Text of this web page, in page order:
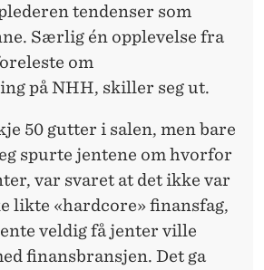
tendenser som
Særlig én opplevelse fra
om
på NHH, skiller seg ut.
50 gutter i salen, men bare
spurte jentene om hvorfor
var svaret at det ikke var
likte «hardcore» finansfag,
veldig få jenter ville
finansbransjen. Det ga